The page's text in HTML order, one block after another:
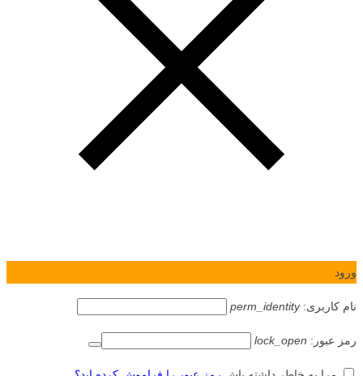
ورود
نام کاربری:perm_identity
رمز عبور: lock_open